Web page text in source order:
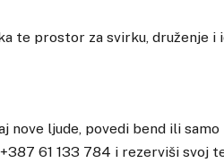
te prostor za svirku, druženje i
nove ljude, povedi bend ili
61 133 784 i rezerviši svoj